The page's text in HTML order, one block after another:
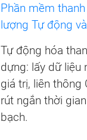
Phần mềm
lượng Tự động
Tự động hóa
dựng: lấy dữ liệu
giá trị, liên thông
rút ngắn thời
bạch.